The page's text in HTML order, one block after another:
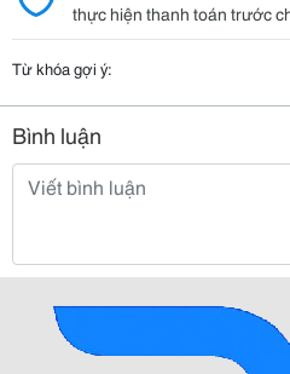
thực hiện thanh toán trước
Từ khóa gợi ý:
Bình luận